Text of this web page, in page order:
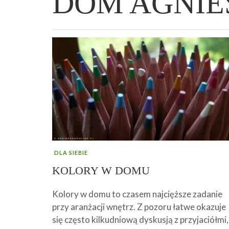
WIELKANOCNA BABKA DROŻDŻOWA –
„TRZYGODZINNA”
„PRZEMIANA” PODRÓŻ DO SIŁY I
WOLNOŚCI :)
GENIALNY ZAKWAS Z BURAKÓW
ROBOTY – WZMACNIA KREW I
AFIRMACJE – TWORZENIE DOBREGO
ŻYCIA!
DLA SIEBIE
KOLORY W DOMU
Kolory w domu to czasem najcięższe zadanie
przy aranżacji wnętrz. Z pozoru łatwe okazuje
się często kilkudniową dyskusją z przyjaciółmi,